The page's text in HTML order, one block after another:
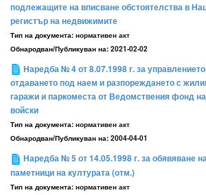
подлежащите на вписване обстоятелства в
регистър на недвижимите
Тип на документа: нормативен акт
Обнародван/Публикуван на: 2021-02-02
Наредба № 4 от 8.07.1998 г. за
отдаването под наем и разпореждането с
гаражи и паркоместа от Ведомствения фонд
войски
Тип на документа: нормативен акт
Обнародван/Публикуван на: 2004-04-01
Наредба № 5 от 14.05.1998 г. за обявяване
паметници на културата (отм.)
Тип на документа: нормативен акт